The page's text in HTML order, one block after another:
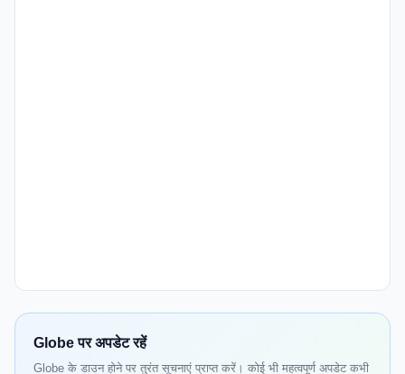
Globe पर अपडेट रहें
Globe के डाउन होने पर तुरंत सूचनाएं प्राप्त करें। कोई भी महत्वपूर्ण अपडेट कभी